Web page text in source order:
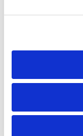
Najčvršći okvir
Dizajniran za
Jednostavan
Često